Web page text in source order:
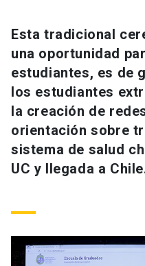
Información para
Futuros estudiantes
Estudiantes
Académicos
Padres y familia
Go to english site
ACCESOS DIRECTOS
Admisión launch
Mi Cuenta UC
Correo UC
Mi Portal UC
Esta tradicional
una oportunidad
estudiantes, es de
los estudiantes
la creación de
orientación sobre
sistema de salud
UC y llegada a